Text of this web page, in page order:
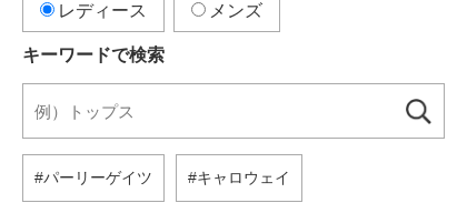
レディース メンズ
キーワードで検索
パーリーゲイツ キャロウェイ